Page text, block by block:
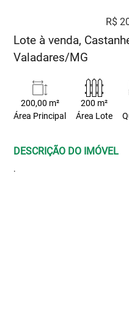
R$
Lote à venda,
Valadares/MG
200,00 m²
Área Principal
200 m²
Área Lote
DESCRIÇÃO DO IMÓVEL
.